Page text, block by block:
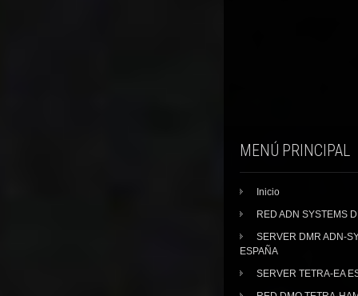
MENÚ PRINCIPAL
Inicio
RED ADN SYSTEMS
SERVER DMR ADN-
ESPAÑA
SERVER TETRA-EA